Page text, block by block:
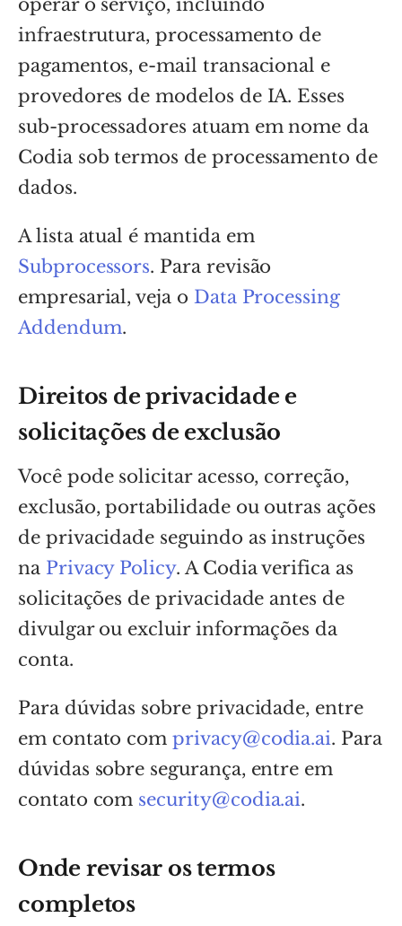
infraestrutura, processamento de
pagamentos, e-mail transacional e
provedores de modelos de IA. Esses
sub-processadores atuam em nome da
Codia sob termos de processamento de
dados.
A lista atual é mantida em
Subprocessors. Para revisão
empresarial, veja o Data Processing
Addendum.
Direitos de privacidade e
solicitações de exclusão
Você pode solicitar acesso, correção,
exclusão, portabilidade ou outras ações
de privacidade seguindo as instruções
na Privacy Policy. A Codia verifica as
solicitações de privacidade antes de
divulgar ou excluir informações da
conta.
Para dúvidas sobre privacidade, entre
em contato comprivacy@codia.ai. Para
dúvidas sobre segurança, entre em
contato com security@codia.ai.
Onde revisar os termos
completos